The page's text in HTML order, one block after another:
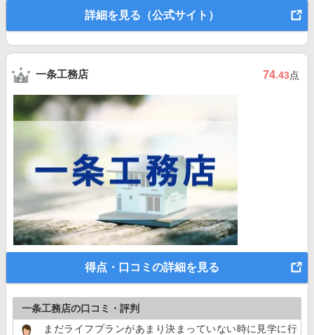
詳細を見る（公式サイト）
一条工務店 74.43点
得点・口コミの詳細を見る
一条工務店の口コミ・評判
まだライフプランがあまり決まっていない時に見学に行